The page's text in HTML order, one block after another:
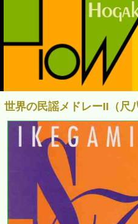
世界の民謡メドレーII（尺